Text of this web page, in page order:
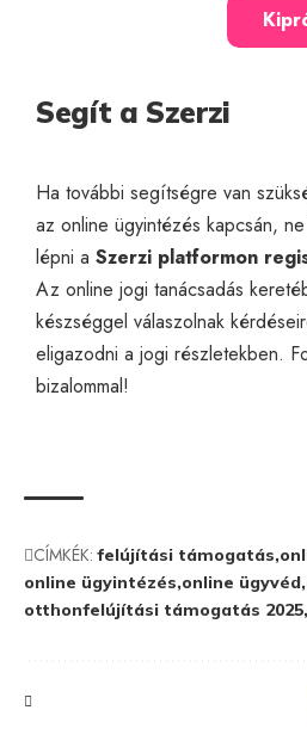
Segít a Szerzi
Ha további segítségre van
az online ügyintézés kapcsán,
lépni a Szerzi platformon
Az online jogi tanácsadás
készséggel válaszolnak
eligazodni a jogi részletekben.
bizalommal!
CÍMKÉK: felújítási támogatás
online ügyintézés online ügyvéd
otthonfelújítási támogatás 2025